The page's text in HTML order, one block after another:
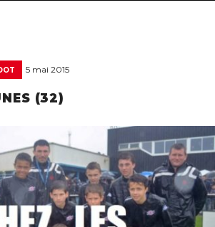
5 mai 2015
(32)